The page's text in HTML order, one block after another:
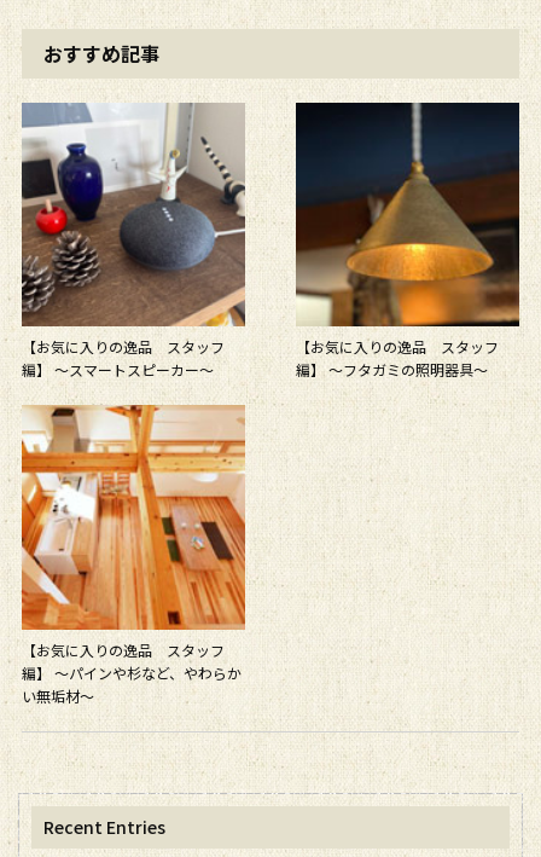
おすすめ記事
【お気に入りの逸品 スタッフ
編】 ～スマートスピーカー～
【お気に入りの逸品 スタッフ
編】 ～フタガミの照明器具～
【お気に入りの逸品 スタッフ
編】 ～パインや杉など、やわらか
い無垢材～
Recent Entries